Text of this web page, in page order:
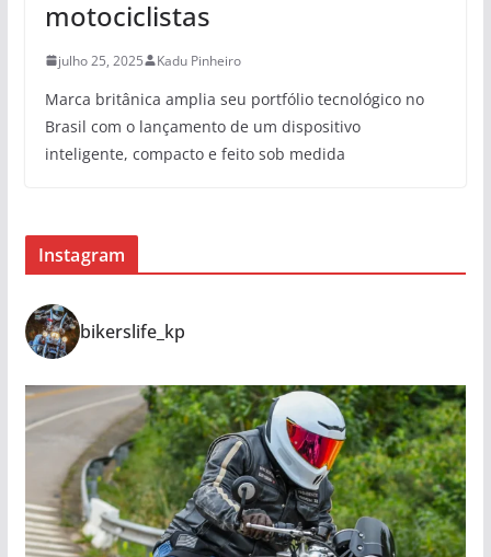
motociclistas
julho 25, 2025 Kadu Pinheiro
Marca britânica amplia seu portfólio tecnológico no
Brasil com o lançamento de um dispositivo
inteligente, compacto e feito sob medida
Instagram
bikerslife_kp